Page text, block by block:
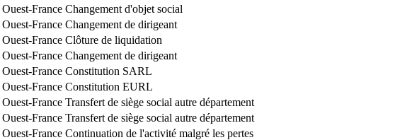
Ouest-France Changement d'objet social
Ouest-France Changement de dirigeant
Ouest-France Clôture de liquidation
Ouest-France Changement de dirigeant
Ouest-France Constitution SARL
Ouest-France Constitution EURL
Ouest-France Transfert de siège social autre département
Ouest-France Transfert de siège social autre département
Ouest-France Continuation de l'activité malgré les pertes